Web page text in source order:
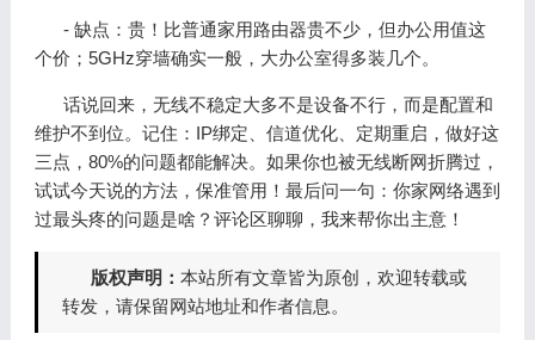
- 缺点：贵！比普通家用路由器贵不少，但办公用值这
个价；5GHz穿墙确实一般，大办公室得多装几个。
话说回来，无线不稳定大多不是设备不行，而是配置和
维护不到位。记住：IP绑定、信道优化、定期重启，做好这
三点，80%的问题都能解决。如果你也被无线断网折腾过，
试试今天说的方法，保准管用！最后问一句：你家网络遇到
过最头疼的问题是啥？评论区聊聊，我来帮你出主意！
版权声明： 本站所有文章皆为原创，欢迎转载或
转发，请保留网站地址和作者信息。